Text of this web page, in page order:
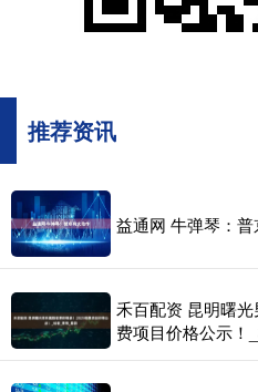
推荐资讯
益通网 牛弹琴：
禾百配资 昆明曙
费项目价格公示！